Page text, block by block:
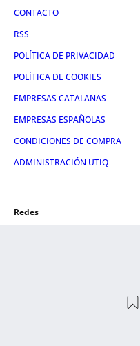
CONTACTO
RSS
POLÍTICA DE PRIVACIDAD
POLÍTICA DE COOKIES
EMPRESAS CATALANAS
EMPRESAS ESPAÑOLAS
CONDICIONES DE COMPRA
ADMINISTRACIÓN UTIQ
Redes